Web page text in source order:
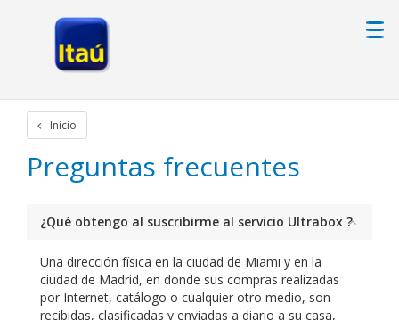
Inicio
Preguntas frecuentes
¿Qué obtengo al suscribirme al servicio Ultrabox ?
Una dirección física en la ciudad de Miami y en la
ciudad de Madrid, en donde sus compras realizadas
por Internet, catálogo o cualquier otro medio, son
recibidas, clasificadas y enviadas a diario a su casa,